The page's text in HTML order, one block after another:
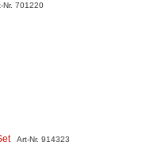
Nr. 701220
Art-Nr. 914323